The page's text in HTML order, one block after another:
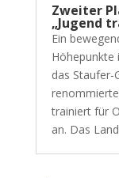
Zweiter
„Jugend
Ein
Höhepunkte
das Staufer-
trainiert für
an. Das